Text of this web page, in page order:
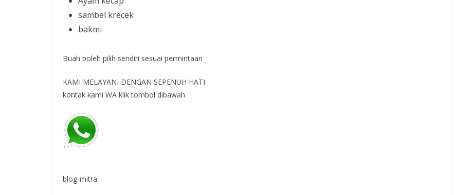
sambel krecek
bakmi
Buah boleh pilih sendiri sesuai permintaan
KAMI MELAYANI DENGAN SEPENUH HATI
kontak kami WA klik tombol dibawah
blog-mitra: